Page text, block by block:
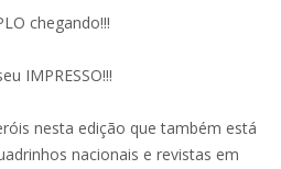
chegando!!!
IMPRESSO!!!
nesta edição que também está
nacionais e revistas em